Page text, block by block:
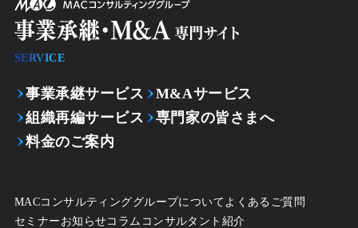
SERVICE
事業承継サービス
M&Aサービス
組織再編サービス
専門家の皆さまへ
料金のご案内
MACコンサルティンググループについてよくあるご質問
セミナーお知らせコラム コンサルタント紹介